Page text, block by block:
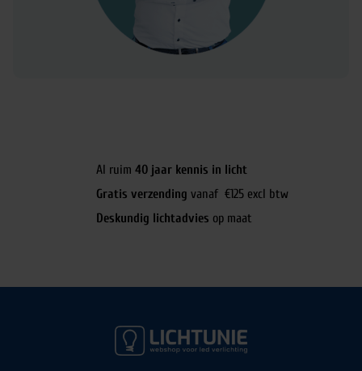
Al ruim 40 jaar kennis in licht
Gratis verzending vanaf €125 excl btw
Deskundig lichtadvies op maat